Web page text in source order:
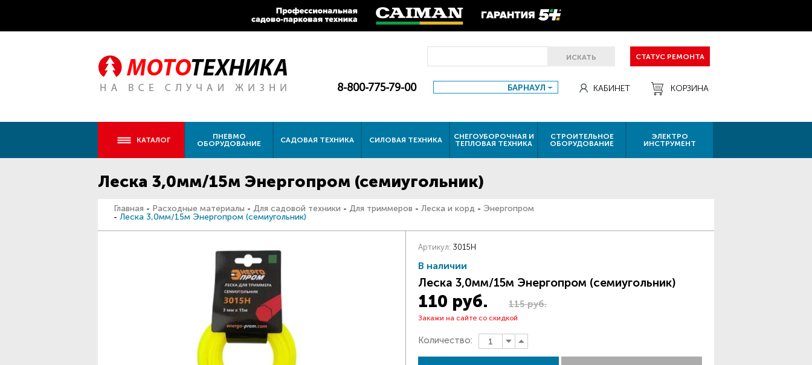
ИСКАТЬ СТАТУС РЕМОНТА
8-800-775-79-00 БАРНАУЛ КАБИНЕТ КОРЗИНА
КАТАЛОГ
ПНЕВМО
ОБОРУДОВАНИЕ
САДОВАЯ ТЕХНИКА СИЛОВАЯ ТЕХНИКА
СНЕГОУБОРОЧНАЯ И
ТЕПЛОВАЯ ТЕХНИКА
СТРОИТЕЛЬНОЕ
ОБОРУДОВАНИЕ
ЭЛЕКТРО
ИНСТРУМЕНТ
Леска 3,0мм/15м Энергопром (семиугольник)
Главная - Расходные материалы - Для садовой техники - Для триммеров - Леска и корд - Энергопром
- Леска 3,0мм/15м Энергопром (семиугольник)
Артикул: 3015H
В наличии
Леска 3,0мм/15м Энергопром (семиугольник)
110 руб. 115 руб.
Закажи на сайте со скидкой
Количество: